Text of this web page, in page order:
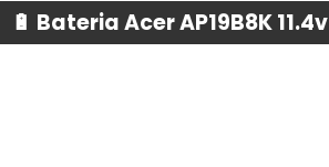
🔋 Bateria Acer AP19B8K 11.4v